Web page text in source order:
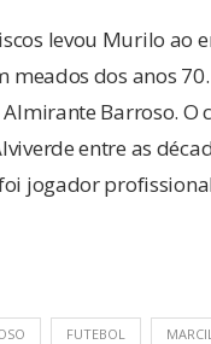
levou Murilo ao
meados dos anos
Barroso.
entre as
jogador
FUTEBOL